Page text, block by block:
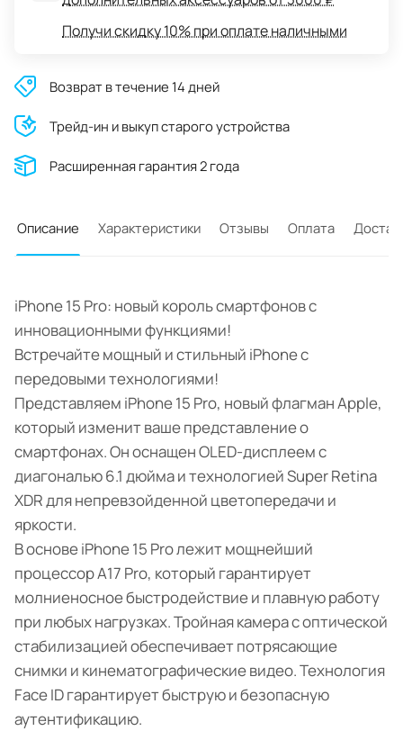
Получи скидку 10% при оплате наличными
Возврат в течение 14 дней
Трейд-ин и выкуп старого устройства
Расширенная гарантия 2 года
Описание Характеристики Отзывы Оплата
iPhone 15 Pro: новый король смартфонов с
инновационными функциями!
Встречайте мощный и стильный iPhone с
передовыми технологиями!
Представляем iPhone 15 Pro, новый флагман Apple,
который изменит ваше представление о
смартфонах. Он оснащен OLED-дисплеем с
диагональю 6.1 дюйма и технологией Super Retina
XDR для непревзойденной цветопередачи и
яркости.
В основе iPhone 15 Pro лежит мощнейший
процессор A17 Pro, который гарантирует
молниеносное быстродействие и плавную работу
при любых нагрузках. Тройная камера с оптической
стабилизацией обеспечивает потрясающие
снимки и кинематографические видео. Технология
Face ID гарантирует быструю и безопасную
аутентификацию.